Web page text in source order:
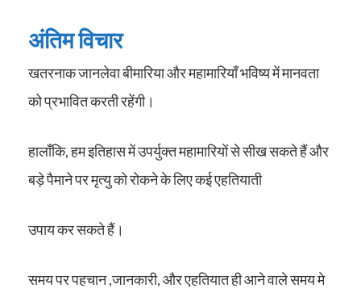
अंतिम विचार
खतरनाक जानलेवा बीमारिया और महामारियाँ भविष्य में मानवता
को प्रभावित करती रहेंगी।
हालाँकि, हम इतिहास में उपर्युक्त महामारियों से सीख सकते हैं और
बड़े पैमाने पर मृत्यु को रोकने के लिए कई एहतियाती
उपाय कर सकते हैं।
समय पर पहचान ,जानकारी, और एहतियात ही आने वाले समय मे